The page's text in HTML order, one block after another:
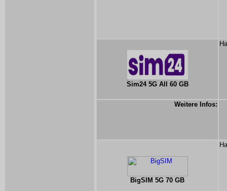
Sim24 5G All 60 GB
Weitere Infos:
BigSIM 5G 70 GB